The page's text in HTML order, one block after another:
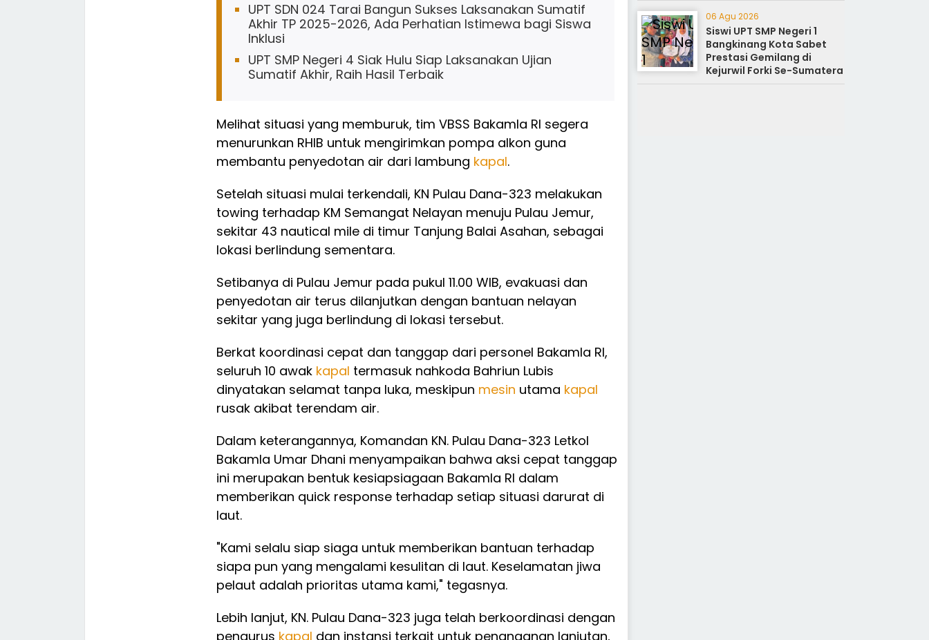
UPT SDN 024 Tarai Bangun Sukses Laksanakan Sumatif
Akhir TP 2025-2026, Ada Perhatian Istimewa bagi Siswa
Inklusi
UPT SMP Negeri 4 Siak Hulu Siap Laksanakan Ujian
Sumatif Akhir, Raih Hasil Terbaik
Melihat situasi yang memburuk, tim VBSS Bakamla RI segera
menurunkan RHIB untuk mengirimkan pompa alkon guna
membantu penyedotan air dari lambung kapal.
Setelah situasi mulai terkendali, KN Pulau Dana-323 melakukan
towing terhadap KM Semangat Nelayan menuju Pulau Jemur,
sekitar 43 nautical mile di timur Tanjung Balai Asahan, sebagai
lokasi berlindung sementara.
Setibanya di Pulau Jemur pada pukul 11.00 WIB, evakuasi dan
penyedotan air terus dilanjutkan dengan bantuan nelayan
sekitar yang juga berlindung di lokasi tersebut.
Berkat koordinasi cepat dan tanggap dari personel Bakamla RI,
seluruh 10 awak kapal termasuk nahkoda Bahriun Lubis
dinyatakan selamat tanpa luka, meskipun mesin utama kapal
rusak akibat terendam air.
Dalam keterangannya, Komandan KN. Pulau Dana-323 Letkol
Bakamla Umar Dhani menyampaikan bahwa aksi cepat tanggap
ini merupakan bentuk kesiapsiagaan Bakamla RI dalam
memberikan quick response terhadap setiap situasi darurat di
laut.
"Kami selalu siap siaga untuk memberikan bantuan terhadap
siapa pun yang mengalami kesulitan di laut. Keselamatan jiwa
pelaut adalah prioritas utama kami," tegasnya.
Lebih lanjut, KN. Pulau Dana-323 juga telah berkoordinasi dengan
pengurus kapal dan instansi terkait untuk penanganan lanjutan,
06 Agu 2026
Siswi UPT SMP Negeri 1
Bangkinang Kota Sabet
Prestasi Gemilang di
Kejurwil Forki Se-Sumatera